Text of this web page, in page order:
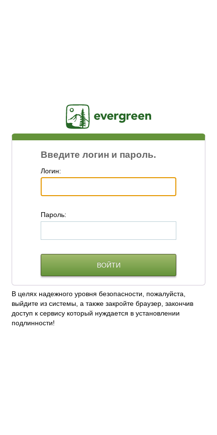
Введите логин и пароль.
Логин:
Пароль:
В целях надежного уровня безопасности, пожалуйста,
выйдите из системы, а также закройте браузер, закончив
доступ к сервису который нуждается в установлении
подлинности!